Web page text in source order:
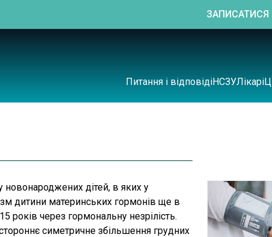
Питання і відповідіНСЗУЛікарі
новонароджених дітей, в яких у
дитини материнських гормонів ще в
років через гормональну незрілість.
симетричне збільшення грудних